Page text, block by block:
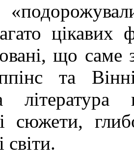
цікавих
що саме
та
література
сюжети,
світи.